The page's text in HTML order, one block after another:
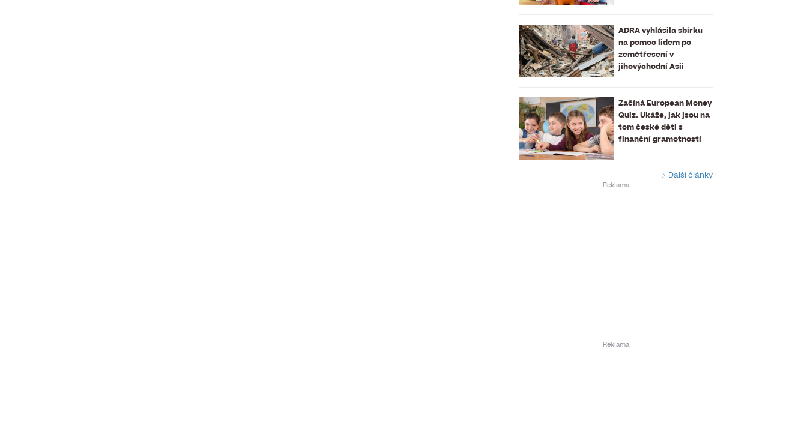
ADRA vyhlásila sbírku
na pomoc lidem po
zemětřesení v
jihovýchodní Asii
Začíná European Money
Quiz. Ukáže, jak jsou na
tom české děti s
finanční gramotností
Další články